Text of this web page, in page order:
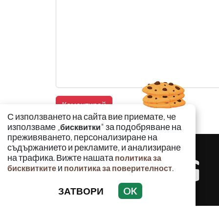
С използването на сайта вие приемате, че
използваме „бисквитки" за подобряване на
преживяването, персонализиране на
съдържанието и рекламите, и анализиране
на трафика. Вижте нашата политика за
бисквитките и политика за поверителност.
ЗАТВОРИ OK